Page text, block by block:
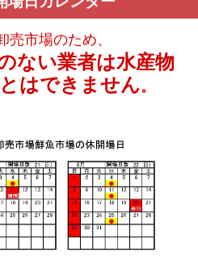
市場のため、
ない業者は水産物
はできません。